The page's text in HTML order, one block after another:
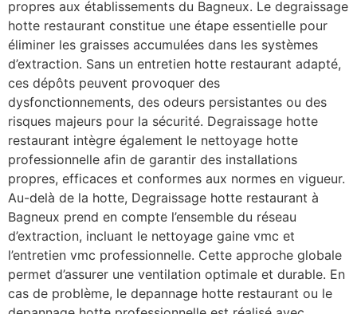
propres aux établissements du Bagneux. Le degraissage
hotte restaurant constitue une étape essentielle pour
éliminer les graisses accumulées dans les systèmes
d’extraction. Sans un entretien hotte restaurant adapté,
ces dépôts peuvent provoquer des
dysfonctionnements, des odeurs persistantes ou des
risques majeurs pour la sécurité. Degraissage hotte
restaurant intègre également le nettoyage hotte
professionnelle afin de garantir des installations
propres, efficaces et conformes aux normes en vigueur.
Au-delà de la hotte, Degraissage hotte restaurant à
Bagneux prend en compte l’ensemble du réseau
d’extraction, incluant le nettoyage gaine vmc et
l’entretien vmc professionnelle. Cette approche globale
permet d’assurer une ventilation optimale et durable. En
cas de problème, le depannage hotte restaurant ou le